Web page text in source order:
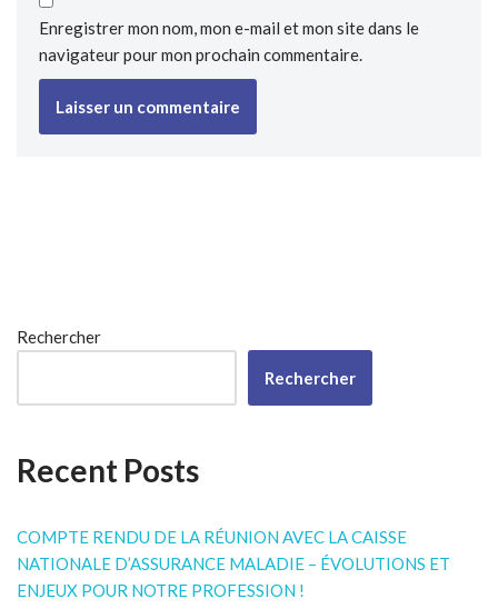
Enregistrer mon nom, mon e-mail et mon site dans le
navigateur pour mon prochain commentaire.
Rechercher
Rechercher
Recent Posts
COMPTE RENDU DE LA RÉUNION AVEC LA CAISSE
NATIONALE D’ASSURANCE MALADIE – ÉVOLUTIONS ET
ENJEUX POUR NOTRE PROFESSION !